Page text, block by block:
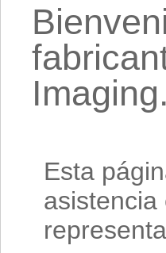
Imaging.
Esta
asistencia